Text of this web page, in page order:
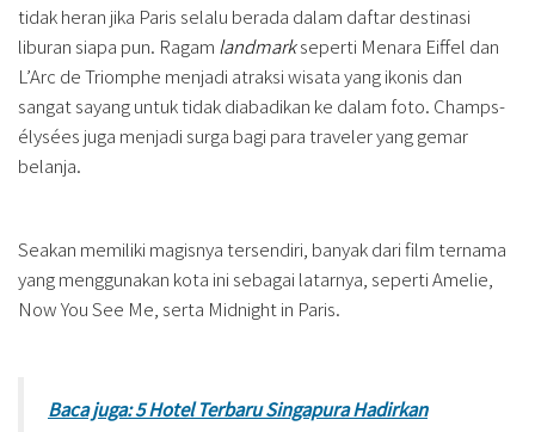
tidak heran jika Paris selalu berada dalam daftar destinasi
liburan siapa pun. Ragam landmarkseperti Menara Eiffel dan
L’Arc de Triomphe menjadi atraksi wisata yang ikonis dan
sangat sayang untuk tidak diabadikan ke dalam foto. Champs-
élysées juga menjadi surga bagi para traveler yang gemar
belanja.
Seakan memiliki magisnya tersendiri, banyak dari film ternama
yang menggunakan kota ini sebagai latarnya, seperti Amelie,
Now You See Me, serta Midnight in Paris.
Baca juga: 5 Hotel Terbaru Singapura Hadirkan